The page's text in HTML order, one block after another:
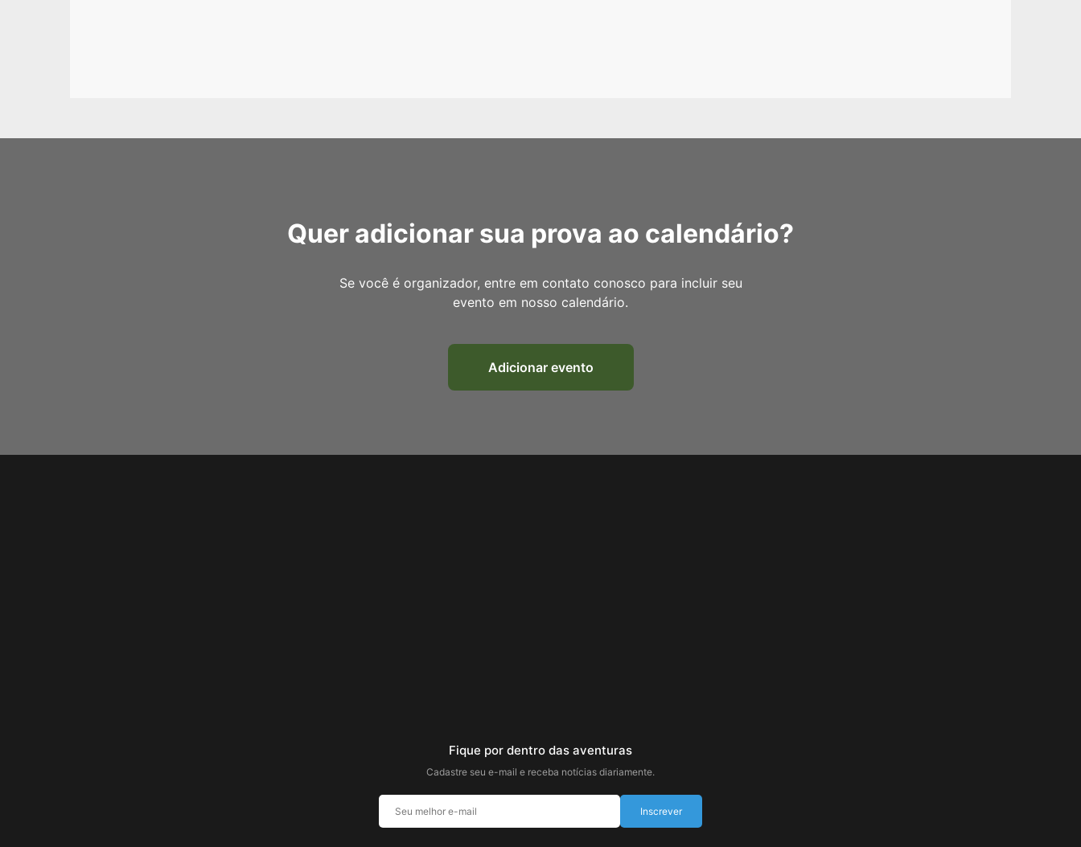
Quer adicionar sua prova ao calendário?
Se você é organizador, entre em contato conosco para incluir seu
evento em nosso calendário.
Adicionar evento
Fique por dentro das aventuras
Cadastre seu e-mail e receba notícias diariamente.
Inscrever